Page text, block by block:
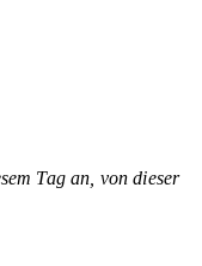
Tag an, von dieser